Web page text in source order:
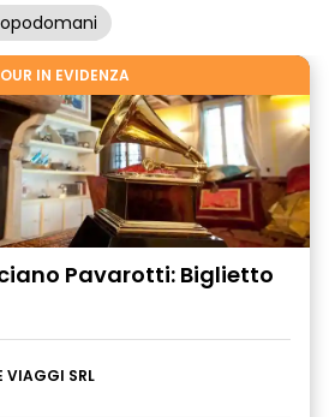
IN EVIDENZA
Pavarotti: Biglietto
VIAGGI SRL